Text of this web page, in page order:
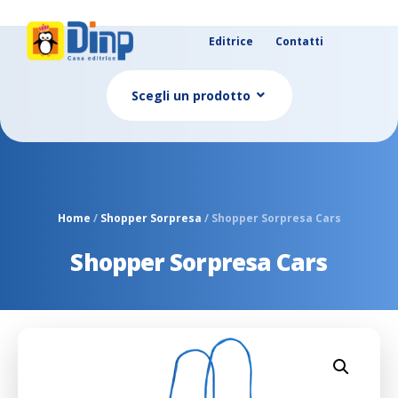
Editrice Contatti
Scegli un prodotto
Home / Shopper Sorpresa / Shopper Sorpresa Cars
Shopper Sorpresa Cars